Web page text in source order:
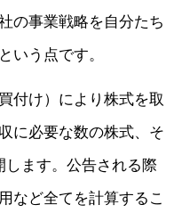
の事業戦略を自分たち
いう点です。
付け）により株式を取
に必要な数の株式、そ
します。公告される際
など全てを計算するこ